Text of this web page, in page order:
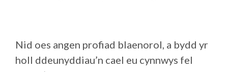
Nid oes angen profiad blaenorol, a bydd yr
holl ddeunyddiau’n cael eu cynnwys fel